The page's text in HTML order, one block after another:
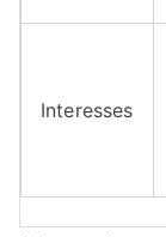
Interesses